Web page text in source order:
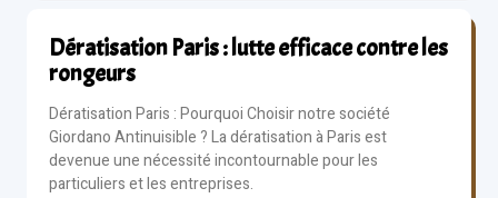
Dératisation Paris : lutte efficace contre les
rongeurs
Dératisation Paris : Pourquoi Choisir notre société
Giordano Antinuisible ? La dératisation à Paris est
devenue une nécessité incontournable pour les
particuliers et les entreprises.